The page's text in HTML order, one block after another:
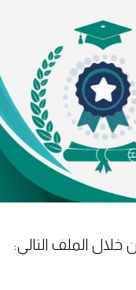
الملف التالي: